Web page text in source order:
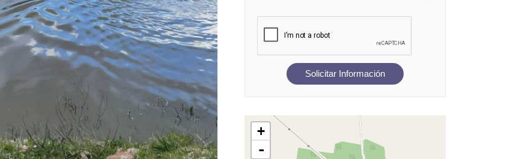
Solicitar Información
+
-